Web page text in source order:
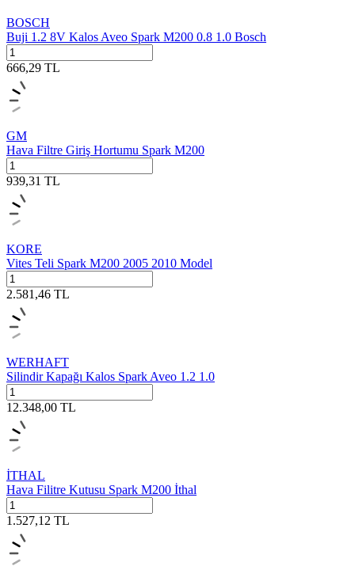
BOSCH
Buji 1.2 8V Kalos Aveo Spark M200 0.8 1.0 Bosch
666,29 TL
GM
Hava Filtre Giriş Hortumu Spark M200
939,31 TL
KORE
Vites Teli Spark M200 2005 2010 Model
2.581,46 TL
WERHAFT
Silindir Kapağı Kalos Spark Aveo 1.2 1.0
12.348,00 TL
İTHAL
Hava Filitre Kutusu Spark M200 İthal
1.527,12 TL